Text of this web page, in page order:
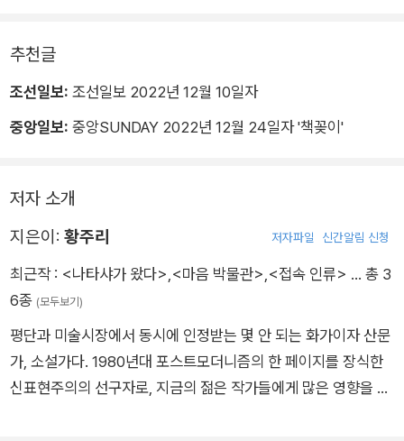
도 아깝지 않은 상대가 있다는 건 행복이라고.
그런 생각이 들었던, 살아있는 날의 아침입니다.
추천글
조선일보: 조선일보 2022년 12월 10일자
중앙일보: 중앙SUNDAY 2022년 12월 24일자 '책꽂이'
저자 소개
지은이: 황주리 저자파일 신간알림 신청
최근작 : <나타샤가 왔다> <마음 박물관> <접속 인류> … 총 3
6종 (모두보기)
평단과 미술시장에서 동시에 인정받는 몇 안 되는 화가이자 산문
가, 소설가다. 1980년대 포스트모더니즘의 한 페이지를 장식한
신표현주의의 선구자로, 지금의 젊은 작가들에게 많은 영향을 미